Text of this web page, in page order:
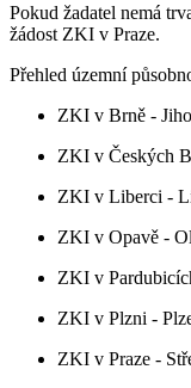
Pokud žadatel nemá
žádost ZKI v Praze.
Přehled územní
ZKI v Brně -
ZKI v Českých
ZKI v Liberci -
ZKI v Opavě -
ZKI v
ZKI v Plzni -
ZKI v Praze -